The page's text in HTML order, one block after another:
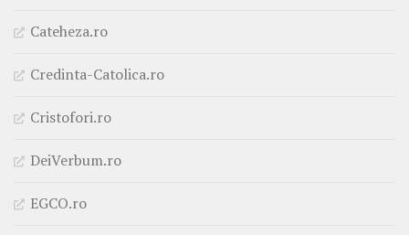
Cateheza.ro
Credinta-Catolica.ro
Cristofori.ro
DeiVerbum.ro
EGCO.ro